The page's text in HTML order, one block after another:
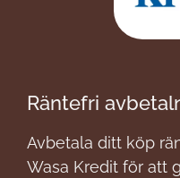
Räntefri
Avbetala ditt köp
Wasa Kredit för att